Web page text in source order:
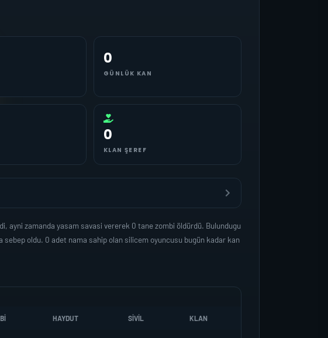
0
GÜNLÜK KAN
0
KLAN ŞEREF
zamanda yasam savasi vererek 0 tane zombi öldürdü. Bulundugu
oldu. 0 adet nama sahip olan silicem oyuncusu bugün kadar kan
HAYDUT SIVIL KLAN